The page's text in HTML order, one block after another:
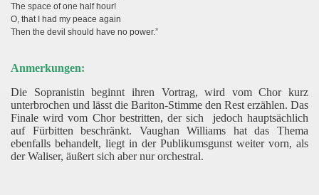
The space of one half hour!
O, that I had my peace again
Then the devil should have no power.”
Anmerkungen:
Die Sopranistin beginnt ihren Vortrag, wird vom Chor kurz
unterbrochen und lässt die Bariton-Stimme den Rest erzählen. Das
Finale wird vom Chor bestritten, der sich jedoch hauptsächlich
auf Fürbitten beschränkt. Vaughan Williams hat das Thema
ebenfalls behandelt, liegt in der Publikumsgunst weiter vorn, als
der Waliser, äußert sich aber nur orchestral.